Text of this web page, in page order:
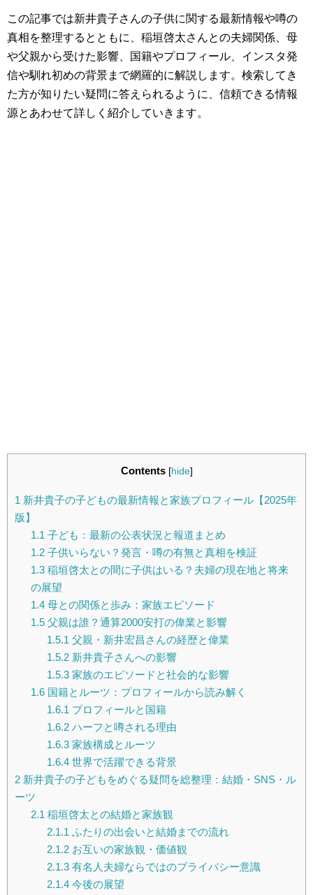
この記事では新井貴子さんの子供に関する最新情報や噂の
真相を整理するとともに、稲垣啓太さんとの夫婦関係、母
や父親から受けた影響、国籍やプロフィール、インスタ発
信や馴れ初めの背景まで網羅的に解説します。検索してき
た方が知りたい疑問に答えられるように、信頼できる情報
源とあわせて詳しく紹介していきます。
Contents [hide]
1 新井貴子の子どもの最新情報と家族プロフィール【2025年
版】
1.1 子ども：最新の公表状況と報道まとめ
1.2子供いらない？発言・噂の有無と真相を検証
1.3稲垣啓太との間に子供はいる？夫婦の現在地と将来
の展望
1.4母との関係と歩み：家族エピソード
1.5父親は誰？通算2000安打の偉業と影響
1.5.1 父親・新井宏昌さんの経歴と偉業
1.5.2新井貴子さんへの影響
1.5.3家族のエピソードと社会的な影響
1.6国籍とルーツ：プロフィールから読み解く
1.6.1 プロフィールと国籍
1.6.2ハーフと噂される理由
1.6.3家族構成とルーツ
1.6.4世界で活躍できる背景
2 新井貴子の子どもをめぐる疑問を総整理：結婚・SNS・ル
ーツ
2.1 稲垣啓太との結婚と家族観
2.1.1 ふたりの出会いと結婚までの流れ
2.1.2お互いの家族観・価値観
2.1.3有名人夫婦ならではのプライバシー意識
2.1.4今後の展望